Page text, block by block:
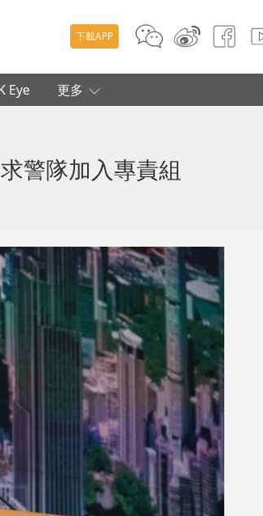
下載APP
Eye 更多
警隊加入專責組